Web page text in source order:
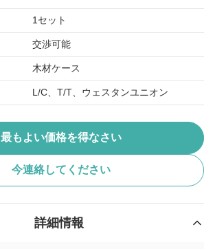
1セット
交渉可能
木材ケース
L/C、T/T、ウェスタンユニオン
最もよい価格を得なさい
今連絡してください
詳細情報